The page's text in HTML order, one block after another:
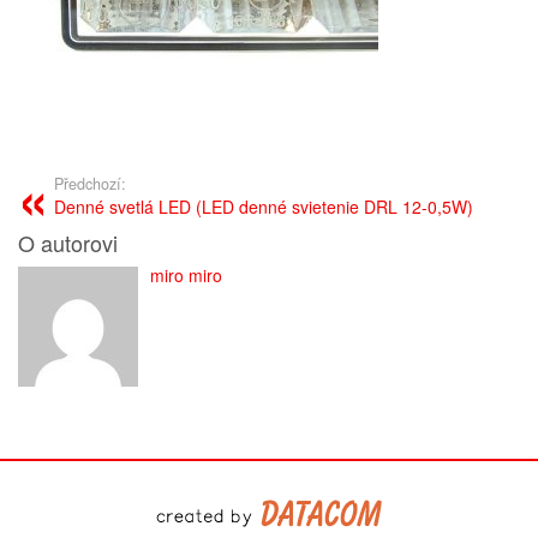
Předchozí:
Denné svetlá LED (LED denné svietenie DRL 12-0,5W)
O autorovi
miro miro